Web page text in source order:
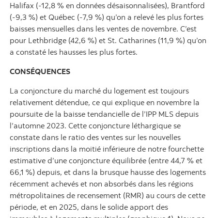
Halifax (-12,8 % en données désaisonnalisées), Brantford
(-9,3 %) et Québec (-7,9 %) qu’on a relevé les plus fortes
baisses mensuelles dans les ventes de novembre. C’est
pour Lethbridge (42,6 %) et St. Catharines (11,9 %) qu’on
a constaté les hausses les plus fortes.
CONSÉQUENCES
La conjoncture du marché du logement est toujours
relativement détendue, ce qui explique en novembre la
poursuite de la baisse tendancielle de l’IPP MLS depuis
l’automne 2023. Cette conjoncture léthargique se
constate dans le ratio des ventes sur les nouvelles
inscriptions dans la moitié inférieure de notre fourchette
estimative d’une conjoncture équilibrée (entre 44,7 % et
66,1 %) depuis, et dans la brusque hausse des logements
récemment achevés et non absorbés dans les régions
métropolitaines de recensement (RMR) au cours de cette
période, et en 2025, dans le solide apport des